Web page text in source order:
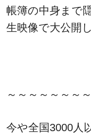
帳簿の中身まで
生映像で大公開
～～～～～～～
今や全国3000人